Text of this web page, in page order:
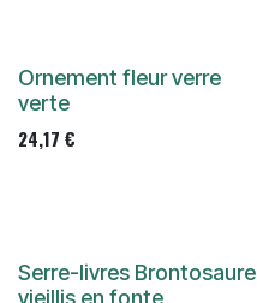
Ornement fleur verre
verte
24,17 €
Serre-livres Brontosaure
vieillis en fonte